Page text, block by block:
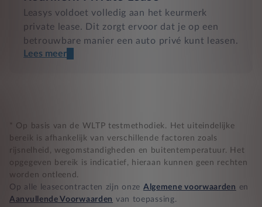
Leasys voldoet volledig aan het keurmerk
private lease. Dit zorgt ervoor dat je op een
betrouwbare manier een auto privé kunt leasen.
Nooit te hoge financiële lasten
BB 14 dagen bedenktijd
Zekerheid bij klachten
Lees meer
* Op basis van de WLTP testmethodiek. Het uiteindelijke
bereik is afhankelijk van verschillende factoren zoals
rijsnelheid, wegomstandigheden en buitentemperatuur. Het
opgegeven bereik is indicatief, hieraan kunnen geen rechten
worden ontleend.
Op alle leasecontracten zijn onze Algemene voorwaarden en
Aanvullende Voorwaarden van toepassing.